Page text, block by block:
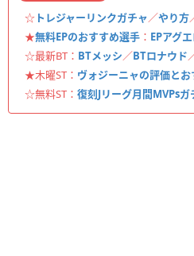
☆ トレジャーリンクガチャ／やり方
★無料EPのおすすめ選手 ： EPアグ
☆最新BT： BTメッシ／BTロナウド
★木曜ST： ヴォジーニャの評価と
☆無料ST： 復刻Jリーグ月間MVPs